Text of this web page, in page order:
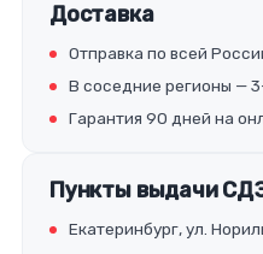
Доставка
Отправка по всей
В соседние регионы —
Гарантия 90 дней на
Пункты выдачи
Екатеринбург, ул.